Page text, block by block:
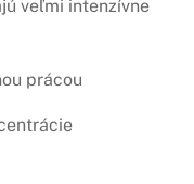
veľmi intenzívne
prácou